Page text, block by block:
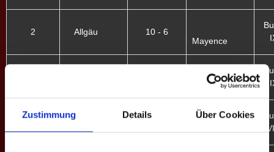
Zustimmung Details Über Cookies
2 Allgäu
10 - 6
Mayence
Budapest
Rheinshooters